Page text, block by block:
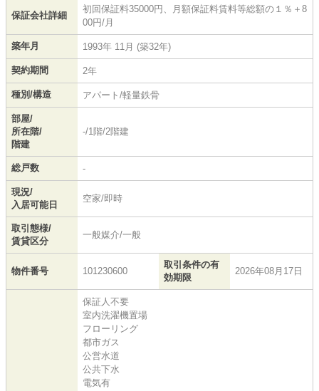
保証会社詳細
初回保証料35000円、月額保証料賃料等総額の１％＋8
00円/月
築年月 1993年 11月 (築32年)
契約期間 2年
種別/構造 アパート/軽量鉄骨
部屋/
所在階/
階建
-/1階/2階建
総戸数 -
現況/
入居可能日
空家/即時
取引態様/
賃貸区分
一般媒介/一般
物件番号 101230600
取引条件の有
効期限
2026年08月17日
保証人不要
室内洗濯機置場
フローリング
都市ガス
公営水道
公共下水
電気有